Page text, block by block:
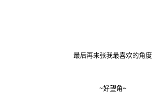
最后再来张我最喜欢的角度
~好望角~